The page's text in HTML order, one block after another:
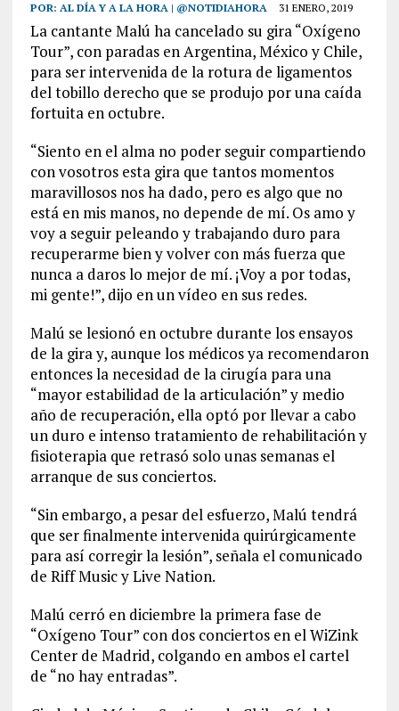
POR: AL DÍA Y A LA HORA | @NOTIDIAHORA 31 ENERO, 2019
La cantante Malú ha cancelado su gira “Oxígeno
Tour”, con paradas en Argentina, México y Chile,
para ser intervenida de la rotura de ligamentos
del tobillo derecho que se produjo por una caída
fortuita en octubre.
“Siento en el alma no poder seguir compartiendo
con vosotros esta gira que tantos momentos
maravillosos nos ha dado, pero es algo que no
está en mis manos, no depende de mí. Os amo y
voy a seguir peleando y trabajando duro para
recuperarme bien y volver con más fuerza que
nunca a daros lo mejor de mí. ¡Voy a por todas,
mi gente!”, dijo en un vídeo en sus redes.
Malú se lesionó en octubre durante los ensayos
de la gira y, aunque los médicos ya recomendaron
entonces la necesidad de la cirugía para una
“mayor estabilidad de la articulación” y medio
año de recuperación, ella optó por llevar a cabo
un duro e intenso tratamiento de rehabilitación y
fisioterapia que retrasó solo unas semanas el
arranque de sus conciertos.
“Sin embargo, a pesar del esfuerzo, Malú tendrá
que ser finalmente intervenida quirúrgicamente
para así corregir la lesión”, señala el comunicado
de Riff Music y Live Nation.
Malú cerró en diciembre la primera fase de
“Oxígeno Tour” con dos conciertos en el WiZink
Center de Madrid, colgando en ambos el cartel
de “no hay entradas”.